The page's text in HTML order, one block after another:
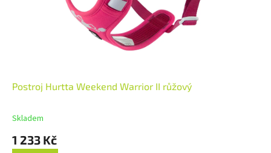
Postroj Hurtta Weekend Warrior II růžový
Skladem
1 233 Kč